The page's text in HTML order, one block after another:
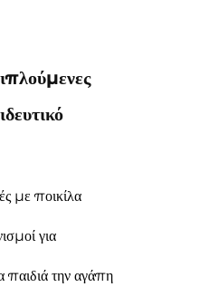
με ποικίλα
για
παιδιά την αγάπη